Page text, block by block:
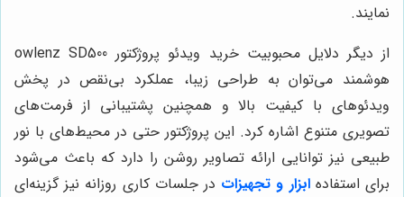
نمایند.
از دیگر دلایل محبوبیت خرید ویدئو پروژکتور owlenz SD500
هوشمند می‌توان به طراحی زیبا، عملکرد بی‌نقص در پخش
ویدئوهای با کیفیت بالا و همچنین پشتیبانی از فرمت‌های
تصویری متنوع اشاره کرد. این پروژکتور حتی در محیط‌های با نور
طبیعی نیز توانایی ارائه تصاویر روشن را دارد که باعث می‌شود
برای استفاده ابزار و تجهیزات در جلسات کاری روزانه نیز گزینه‌ای